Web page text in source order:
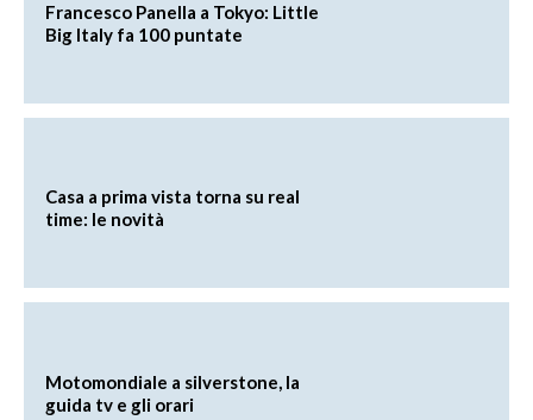
Francesco Panella a Tokyo: Little
Big Italy fa 100 puntate
Casa a prima vista torna su real
time: le novità
Motomondiale a silverstone, la
guida tv e gli orari